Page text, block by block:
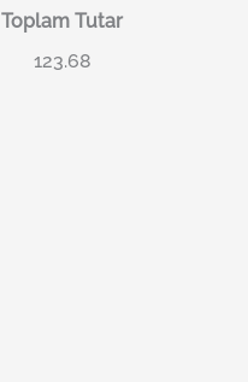
Toplam Tutar
123.68